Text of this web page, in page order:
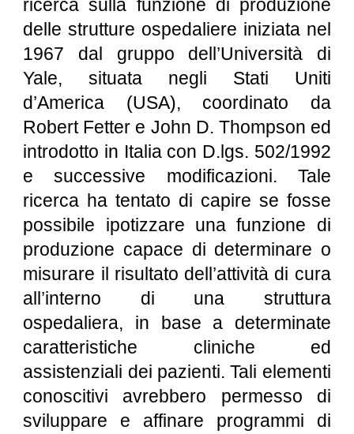
ricerca sulla funzione di produzione
delle strutture ospedaliere iniziata nel
1967 dal gruppo dell’Università di
Yale, situata negli Stati Uniti
d’America (USA), coordinato da
Robert Fetter e John D. Thompson ed
introdotto in Italia con D.lgs. 502/1992
e successive modificazioni. Tale
ricerca ha tentato di capire se fosse
possibile ipotizzare una funzione di
produzione capace di determinare o
misurare il risultato dell’attività di cura
all’interno di una struttura
ospedaliera, in base a determinate
caratteristiche cliniche ed
assistenziali dei pazienti. Tali elementi
conoscitivi avrebbero permesso di
sviluppare e affinare programmi di